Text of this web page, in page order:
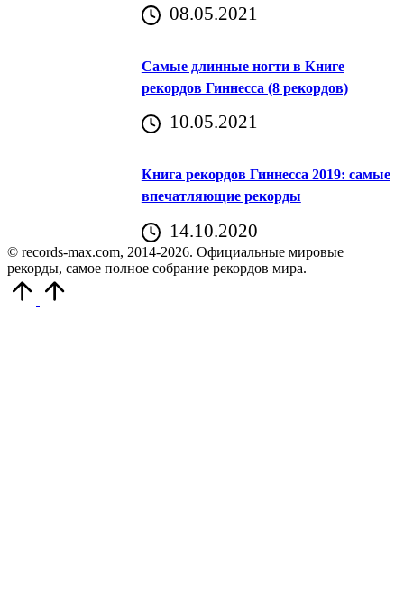
08.05.2021
Самые длинные ногти в Книге
рекордов Гиннесса (8 рекордов)
10.05.2021
Книга рекордов Гиннесса 2019: самые
впечатляющие рекорды
14.10.2020
© records-max.com, 2014-2026. Официальные мировые
рекорды, самое полное собрание рекордов мира.